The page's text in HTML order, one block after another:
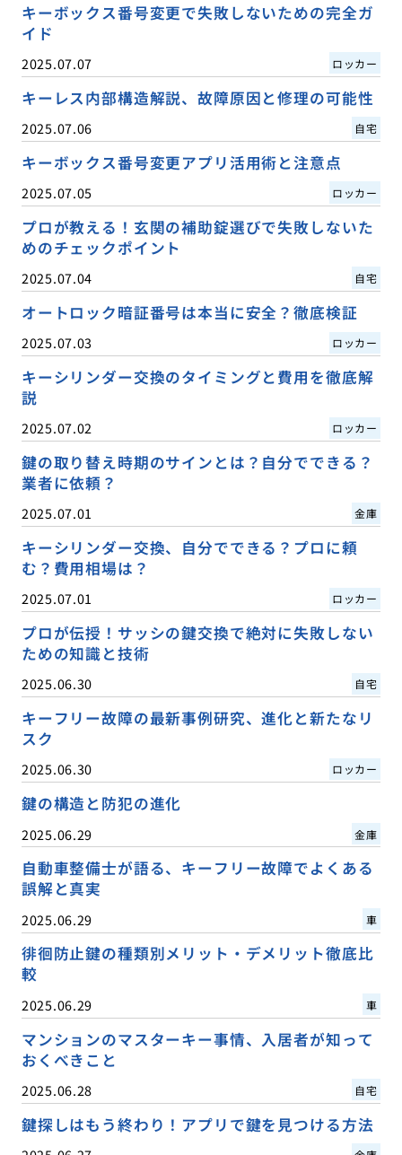
キーボックス番号変更で失敗しないための完全ガ
イド
2025.07.07 ロッカー
キーレス内部構造解説、故障原因と修理の可能性
2025.07.06 自宅
キーボックス番号変更アプリ活用術と注意点
2025.07.05 ロッカー
プロが教える！玄関の補助錠選びで失敗しないた
めのチェックポイント
2025.07.04 自宅
オートロック暗証番号は本当に安全？徹底検証
2025.07.03 ロッカー
キーシリンダー交換のタイミングと費用を徹底解
説
2025.07.02 ロッカー
鍵の取り替え時期のサインとは？自分でできる？
業者に依頼？
2025.07.01 金庫
キーシリンダー交換、自分でできる？プロに頼
む？費用相場は？
2025.07.01 ロッカー
プロが伝授！サッシの鍵交換で絶対に失敗しない
ための知識と技術
2025.06.30 自宅
キーフリー故障の最新事例研究、進化と新たなリ
スク
2025.06.30 ロッカー
鍵の構造と防犯の進化
2025.06.29 金庫
自動車整備士が語る、キーフリー故障でよくある
誤解と真実
2025.06.29 車
徘徊防止鍵の種類別メリット・デメリット徹底比
較
2025.06.29 車
マンションのマスターキー事情、入居者が知って
おくべきこと
2025.06.28 自宅
鍵探しはもう終わり！アプリで鍵を見つける方法